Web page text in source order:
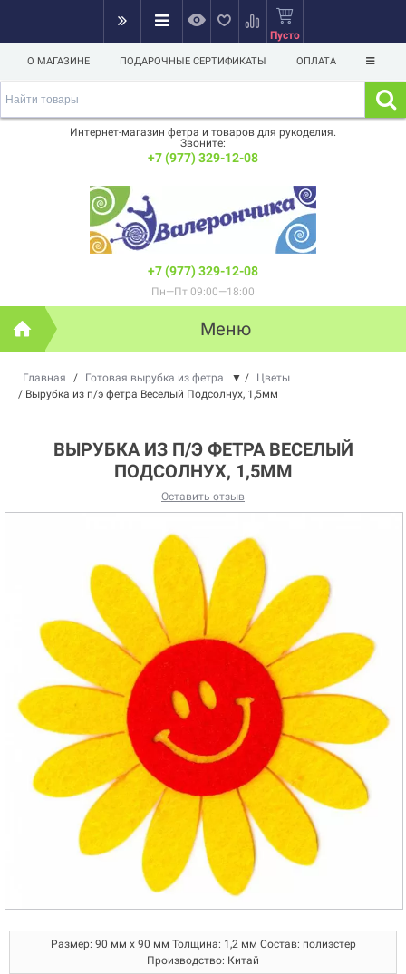
Пусто
О МАГАЗИНЕ ПОДАРОЧНЫЕ СЕРТИФИКАТЫ ОПЛАТА
Интернет-магазин фетра и товаров для рукоделия.
Звоните:
+7 (977) 329-12-08
+7 (977) 329-12-08
Пн—Пт 09:00—18:00
Меню
Главная / Готовая вырубка из фетра ▼ /
Цветы
/ Вырубка из п/э фетра Веселый Подсолнух, 1,5мм
ВЫРУБКА ИЗ П/Э ФЕТРА ВЕСЕЛЫЙ
ПОДСОЛНУХ, 1,5ММ
Оставить отзыв
Размер: 90 мм x 90 мм Толщина: 1,2 мм Состав: полиэстер
Производство: Китай